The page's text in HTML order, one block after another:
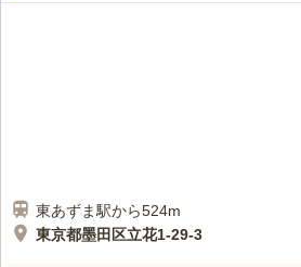
東あずま駅から524m
東京都墨田区立花1-29-3